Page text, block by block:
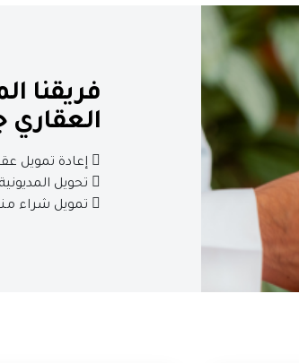
فريقنا
 إعادة تمويل عقارك الحالي
 تحويل المديونية العقارية الحالية إلى البنك التجاري.
 تمويل شراء منزل للسكن أو للتأجير.